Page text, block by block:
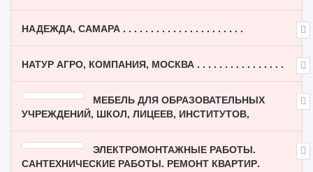
НАДЕЖДА, САМАРА . . . . . . . . . . . . . . . . . . . . . .
НАТУР АГРО, КОМПАНИЯ, МОСКВА . . . . . . . . . . . . . . . .
МЕБЕЛЬ ДЛЯ ОБРАЗОВАТЕЛЬНЫХ
УЧРЕЖДЕНИЙ, ШКОЛ, ЛИЦЕЕВ, ИНСТИТУТОВ,
ЭЛЕКТРОМОНТАЖНЫЕ РАБОТЫ.
САНТЕХНИЧЕСКИЕ РАБОТЫ. РЕМОНТ КВАРТИР.